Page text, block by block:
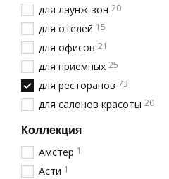
для лаунж-зон 20
для отелей 15
для офисов 21
для приемных 25
для ресторанов 73
для салонов красоты 20
Коллекция
Амстер 1
Асти 1